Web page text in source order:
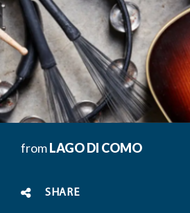
fromLAGO DI COMO
SHARE